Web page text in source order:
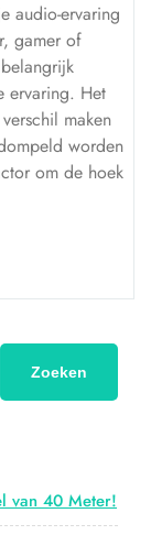
audio-ervaring
gamer of
ervaring. Het
maken
worden
om de hoek
Zoeken
van 40 Meter!